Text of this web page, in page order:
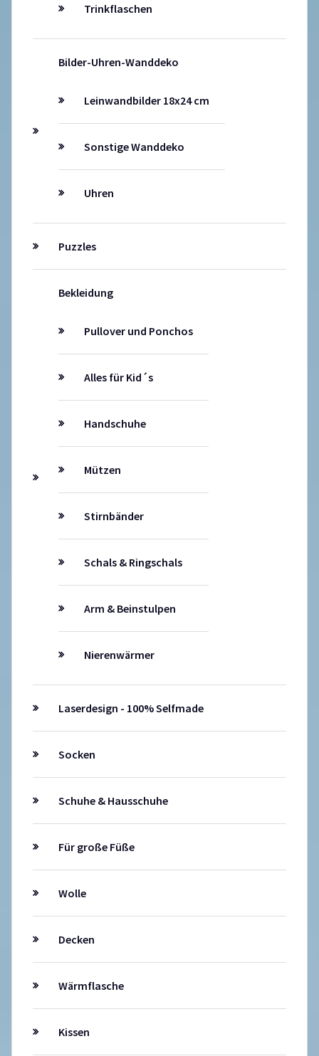
Trinkflaschen
Bilder-Uhren-Wanddeko
Leinwandbilder 18x24 cm
Sonstige Wanddeko
Uhren
Puzzles
Bekleidung
Pullover und Ponchos
Alles für Kid´s
Handschuhe
Mützen
Stirnbänder
Schals & Ringschals
Arm & Beinstulpen
Nierenwärmer
Laserdesign - 100% Selfmade
Socken
Schuhe & Hausschuhe
Für große Füße
Wolle
Decken
Wärmflasche
Kissen